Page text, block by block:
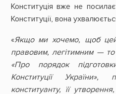
Конституція вже не
Конституції, вона
«Якщо ми хочемо, щоб
правовим, легітимним —
«Про порядок
Конституції
конституанту, її